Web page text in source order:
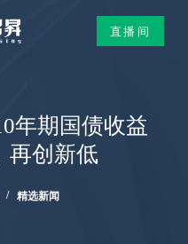
直播间
年期国债收益
再创新低
精选新闻